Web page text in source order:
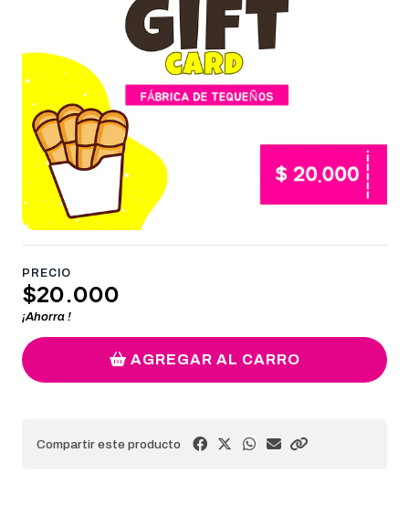
PRECIO
$20.000
¡Ahorra !
AGREGAR AL CARRO
Compartir este producto